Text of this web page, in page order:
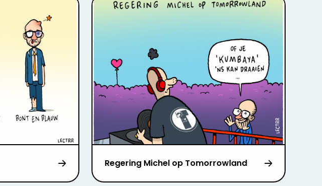
Regering Michel op Tomorrowland